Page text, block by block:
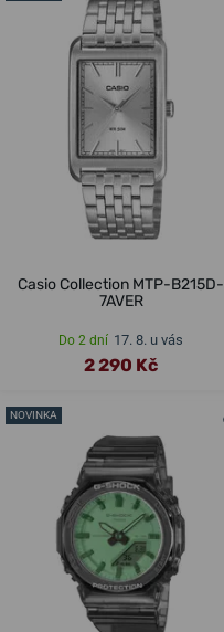
Casio Collection MTP-B215D-
7AVER
Do 2 dní 17. 8. u vás
2 290 Kč
NOVINKA